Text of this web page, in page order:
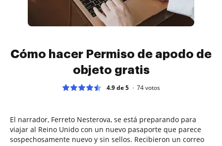
Cómo hacer Permiso de apodo de
objeto gratis
4.9 de 5 74votos
El narrador, Ferreto Nesterova, se está preparando para
viajar al Reino Unido con un nuevo pasaporte que parece
sospechosamente nuevo y sin sellos. Recibieron un correo